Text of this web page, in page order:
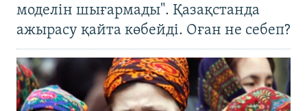
моделін шығармады". Қазақстанда
ажырасу қайта көбейді. Оған не себеп?